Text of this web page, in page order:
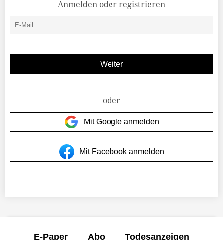
Anmelden oder registrieren
oder
Mit Google anmelden
Mit Facebook anmelden
E-Paper Abo Todesanzeigen